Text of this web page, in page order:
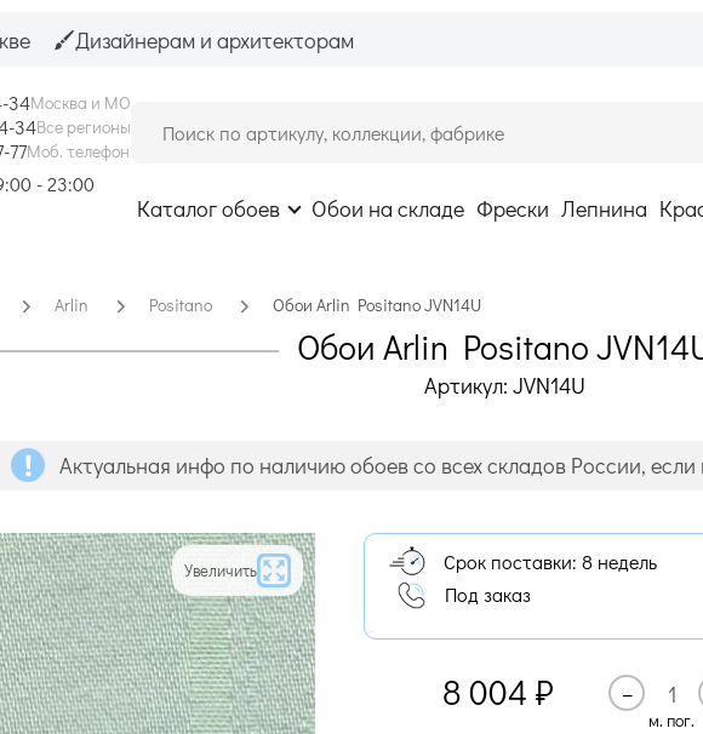
Дизайнерам и архитекторам
34Москва и МО
34Все регионы
77Моб. телефон
- 23:00
Каталог обоев Обои на складе Фрески Лепнина
Arlin Positano Обои Arlin Positano JVN14U
Обои Arlin Positano
Артикул: JVN14U
Актуальная инфо по наличию обоев со всех складов России,
Увеличить
Срок поставки: 8 недель
Под заказ
8 004 ₽ –
м. пог.